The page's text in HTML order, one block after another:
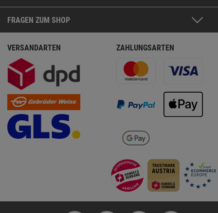
FRAGEN ZUM SHOP
VERSANDARTEN ZAHLUNGSARTEN